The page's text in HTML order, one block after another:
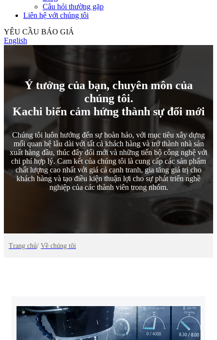
Câu hỏi thường gặp
Liên hệ với chúng tôi
YÊU CẦU BÁO GIÁ
English
Ý tưởng của bạn, chuyên môn của
chúng tôi.
Kachi biến cảm hứng thành sự đổi mới
Chúng tôi luôn hướng đến sự hoàn hảo, với mục tiêu xây dựng
mối quan hệ lâu dài với tất cả khách hàng và trở thành nhà sản
xuất hàng đầu, thúc đẩy đổi mới và những tiến bộ công nghệ với
chi phí hợp lý. Cam kết của chúng tôi là cung cấp các sản phẩm
chất lượng cao nhất với giá cả cạnh tranh, gia tăng giá trị cho
khách hàng và tạo điều kiện thuận lợi cho sự phát triển nghề
nghiệp của các thành viên trong nhóm.
Trang chủ/ Về chúng tôi